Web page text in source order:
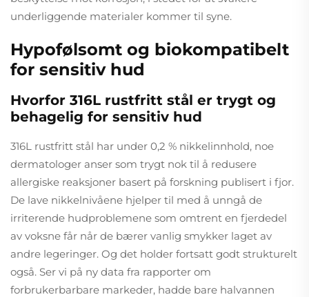
underliggende materialer kommer til syne.
Hypofølsomt og biokompatibelt
for sensitiv hud
Hvorfor 316L rustfritt stål er trygt og
behagelig for sensitiv hud
316L rustfritt stål har under 0,2 % nikkelinnhold, noe
dermatologer anser som trygt nok til å redusere
allergiske reaksjoner basert på forskning publisert i fjor.
De lave nikkelnivåene hjelper til med å unngå de
irriterende hudproblemene som omtrent en fjerdedel
av voksne får når de bærer vanlig smykker laget av
andre legeringer. Og det holder fortsatt godt strukturelt
også. Ser vi på ny data fra rapporter om
forbrukerbarbare markeder, hadde bare halvannen